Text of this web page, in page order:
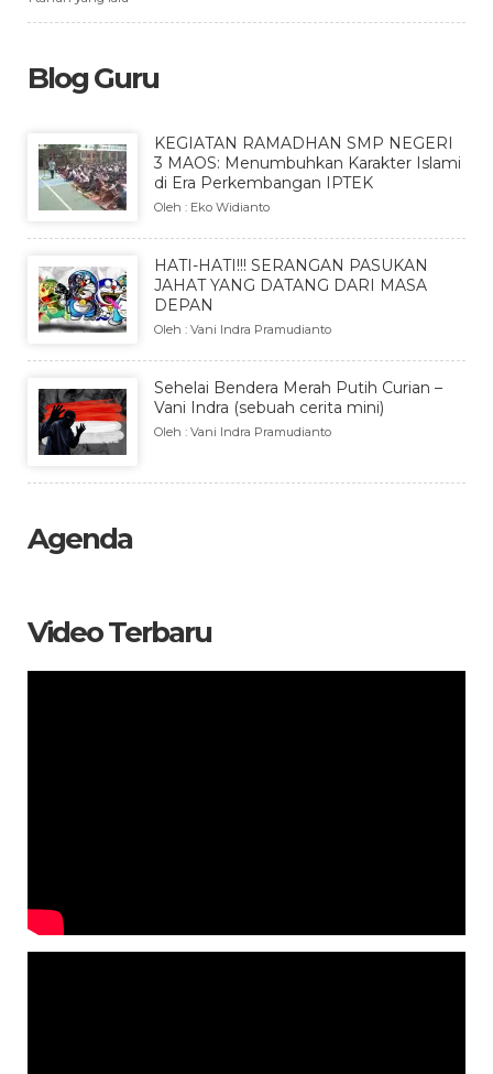
Blog Guru
KEGIATAN RAMADHAN SMP NEGERI
3 MAOS: Menumbuhkan Karakter Islami
di Era Perkembangan IPTEK
Oleh : Eko Widianto
HATI-HATI!!! SERANGAN PASUKAN
JAHAT YANG DATANG DARI MASA
DEPAN
Oleh : Vani Indra Pramudianto
Sehelai Bendera Merah Putih Curian –
Vani Indra (sebuah cerita mini)
Oleh : Vani Indra Pramudianto
Agenda
Video Terbaru